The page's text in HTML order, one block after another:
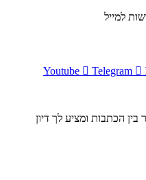
למייל
Youtube Telegram
הכתבות ומציע לך דיון